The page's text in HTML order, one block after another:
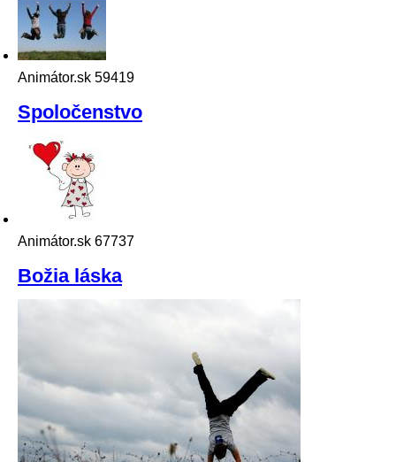
Animátor.sk 59419
Spoločenstvo
Animátor.sk 67737
Božia láska